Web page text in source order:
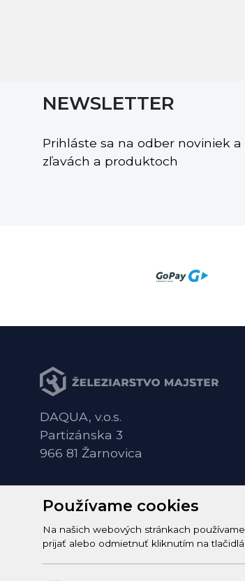
NEWSLETTER
Prihláste sa na odber noviniek
zľavách a produktoch
Používame cookies
Na našich webových stránkach
prijať alebo odmietnuť kliknutím na tlačidlá
DAQUA, v.o.s.
Partizánska 3
966 81 Žarnovica